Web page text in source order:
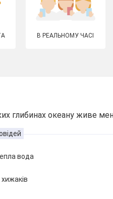
В РЕАЛЬНОМУ ЧАСІ
глибинах океану живе
вода